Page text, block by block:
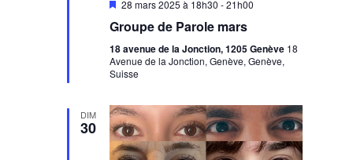
Mis
avant
28 mars 2025 à 18h30 -21h00
Groupe de Parole mars
18 avenue de la Jonction, 1205 Genève 18
Avenue de la Jonction, Genève, Genève,
Suisse
DIM
30